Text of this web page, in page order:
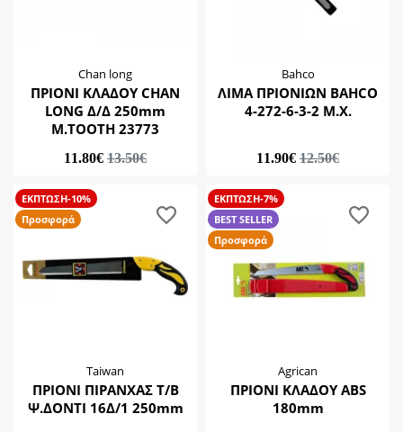
Chan long
ΠΡΙΟΝΙ ΚΛΑΔΟΥ CHAN
LONG Δ/Δ 250mm
M.TOOTH 23773
11.80€ 13.50€
Bahco
ΛΙΜΑ ΠΡΙΟΝΙΩΝ BAHCO
4-272-6-3-2 Μ.Χ.
11.90€ 12.50€
ΕΚΠΤΩΣΗ-10%
Προσφορά
Taiwan
ΠΡΙΟΝΙ ΠΙΡΑΝΧΑΣ Τ/Β
Ψ.ΔΟΝΤΙ 16Δ/1 250mm
ΕΚΠΤΩΣΗ-7%
BEST SELLER
Προσφορά
Agrican
ΠΡΙΟΝΙ ΚΛΑΔΟΥ ΑΒS
180mm